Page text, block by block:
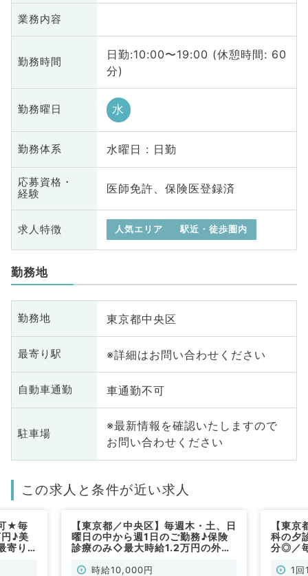
業務内容
勤務時間
日勤:10:00〜19:00 (休憩時間: 60
分)
勤務曜日 水
勤務体系 水曜日 : 日勤
応募資格・
経験
医師免許、保険医登録済
求人特徴 人気エリア 駅近・徒歩圏内
勤務地
勤務地 東京都中央区
最寄り駅 ※詳細はお問い合わせください
自動車通勤 車通勤不可
駐車場
※最新情報を確認いたしますので
お問い合わせください
この求人と条件が近い求人
★毎
♪美
寄り
【東京都／中央区】毎週木・土、日
曜日の中から週1日のご勤務♪保険
診療のみ◇最大時給1.2万円の外来
クでの募集（皮膚科／非常勤）
時給10,000円
【東
科の夕
分◎／
☆1回
1